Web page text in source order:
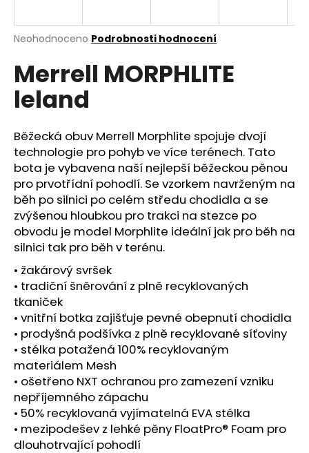
Průměrné
produktu
je
0,0
hvězdiček.
Neohodnoceno Podrobnosti hodnocení
Merrell MORPHLITE
leland
Běžecká obuv Merrell Morphlite spojuje dvojí
technologie pro pohyb ve více terénech. Tato
bota je vybavena naší nejlepší běžeckou pěnou
pro prvotřídní pohodlí. Se vzorkem navrženým na
běh po silnici po celém středu chodidla a se
zvýšenou hloubkou pro trakci na stezce po
obvodu je model Morphlite ideální jak pro běh na
silnici tak pro běh v terénu.
• žakárový svršek
• tradiční šněrování z plně recyklovaných
tkaniček
• vnitřní botka zajišťuje pevné obepnutí chodidla
• prodyšná podšívka z plně recyklované síťoviny
• stélka potažená 100% recyklovaným
materiálem Mesh
• ošetřeno NXT ochranou pro zamezení vzniku
nepříjemného zápachu
• 50% recyklovaná vyjímatelná EVA stélka
• mezipodešev z lehké pěny FloatPro® Foam pro
dlouhotrvající pohodlí
j
t
?
HLEDAT
D
o
p
o
r
u
č
u
j
e
m
e
SAUCONY
ENDORPHIN